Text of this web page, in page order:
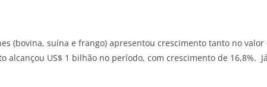
(bovina, suína e frango) apresentou crescimento tanto no
alcançou US$ 1 bilhão no período, com crescimento de